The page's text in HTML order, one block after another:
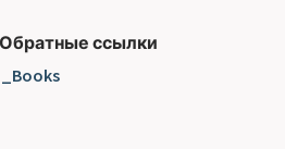
Обратные ссылки
_Books